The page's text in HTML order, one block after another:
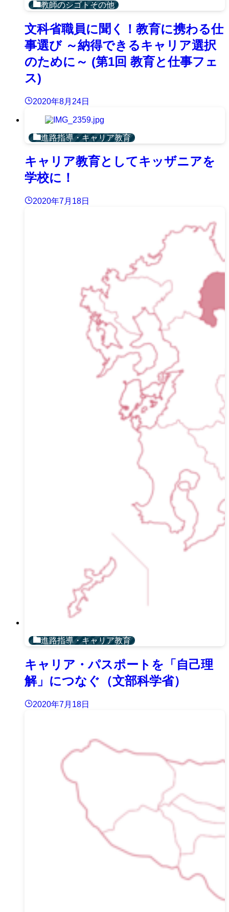
教師のシゴトその他
文科省職員に聞く！教育に携わる仕
事選び ～納得できるキャリア選択
のために～ (第1回 教育と仕事フェ
ス)
2020年8月24日
進路指導・キャリア教育
キャリア教育としてキッザニアを
学校に！
2020年7月18日
進路指導・キャリア教育
キャリア・パスポートを「自己理
解」につなぐ（文部科学省）
2020年7月18日